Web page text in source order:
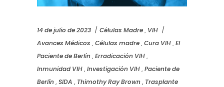
14 de julio de 2023 Células Madre, VIH
Avances Médicos ,Células madre,Cura VIH,El
Paciente de Berlín,Erradicación VIH,
Inmunidad VIH,Investigación VIH,Paciente de
Berlín,SIDA , Thimothy Ray Brown, Trasplante